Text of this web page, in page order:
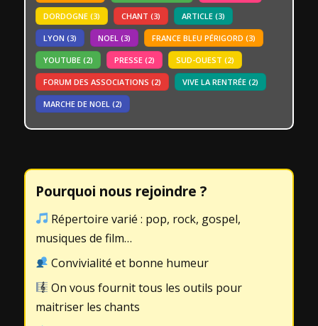
DORDOGNE (3) CHANT (3) ARTICLE (3)
LYON (3) NOEL (3) FRANCE BLEU PÉRIGORD (3)
YOUTUBE (2) PRESSE (2) SUD-OUEST (2)
FORUM DES ASSOCIATIONS (2) VIVE LA RENTRÉE (2)
MARCHE DE NOEL (2)
Pourquoi nous rejoindre ?
Répertoire varié : pop, rock, gospel,
musiques de film…
Convivialité et bonne humeur
On vous fournit tous les outils pour
maitriser les chants